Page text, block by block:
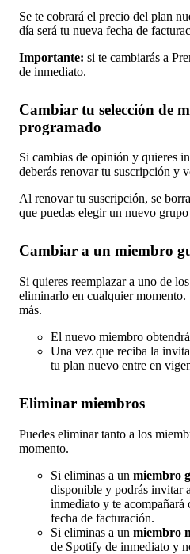
Se te cobrará el precio del plan
día será tu nueva fecha de
Importante: si te cambiarás a
de inmediato.
Cambiar tu selección de
programado
Si cambias de opinión y quieres
deberás renovar tu suscripción y
Al renovar tu suscripción, se
que puedas elegir un nuevo
Cambiar a un miembro
Si quieres reemplazar a uno de
eliminarlo en cualquier momento.
más.
El nuevo miembro
Una vez que reciba la
tu plan nuevo entre en
Eliminar miembros
Puedes eliminar tanto a los
momento.
Si eliminas a un miembro
disponible y podrás invitar
inmediato y te
fecha de facturación.
Si eliminas a un miembro
de Spotify de inmediato y